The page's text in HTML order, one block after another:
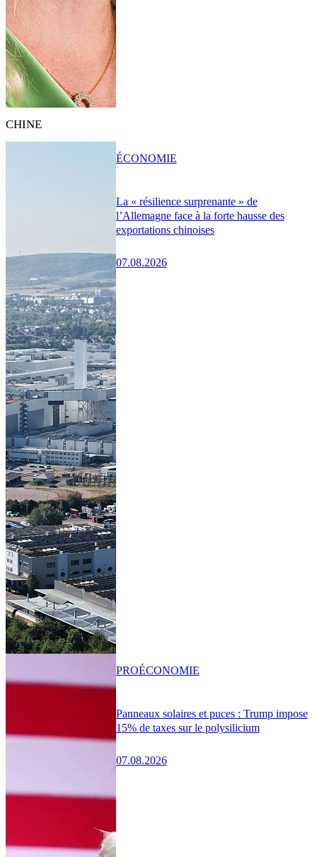
CHINE
La « résilience surprenante » de
l’Allemagne face à la forte hausse des
exportations chinoises
07.08.2026
ÉCONOMIE
Panneaux solaires et puces : Trump impose
15% de taxes sur le polysilicium
07.08.2026
PROÉCONOMIE